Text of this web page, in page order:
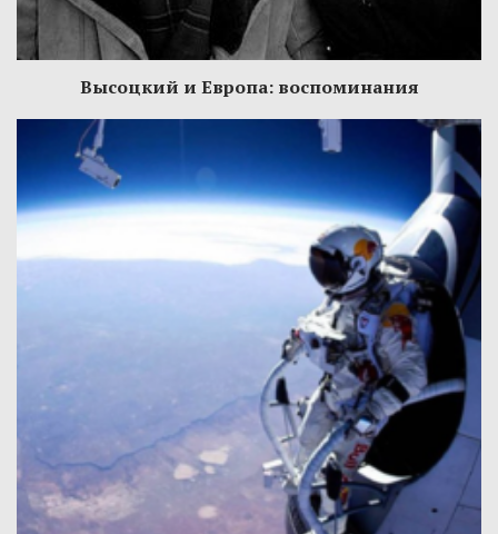
Высоцкий и Европа: воспоминания